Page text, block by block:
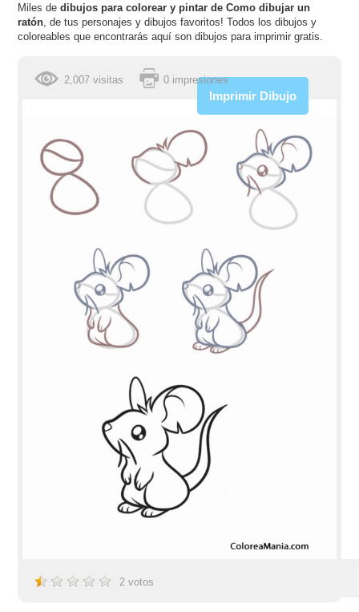
Miles dedibujos para colorear y pintar de Como dibujar un
ratón, de tus personajes y dibujos favoritos! Todos los dibujos y
coloreables que encontrarás aquí son dibujos para imprimir gratis.
2,007 visitas 0 impresiones
Imprimir Dibujo
2 votos